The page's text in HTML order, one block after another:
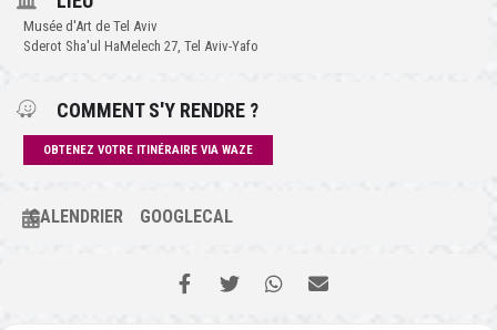
Musée d'Art de Tel Aviv
Sderot Sha'ul HaMelech 27, Tel Aviv-Yafo
COMMENT S'Y RENDRE ?
OBTENEZ VOTRE ITINÉRAIRE VIA WAZE
CALENDRIER GOOGLECAL